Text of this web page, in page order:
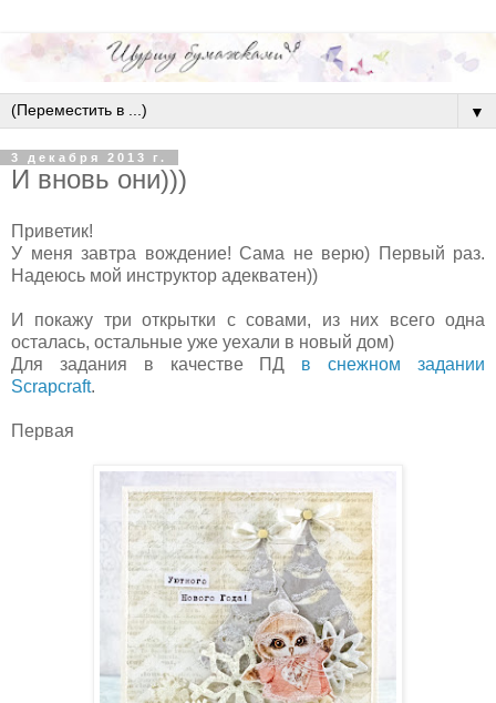
▼
3 декабря 2013 г.
И вновь они)))
Приветик!
У меня завтра вождение! Сама не верю) Первый раз.
Надеюсь мой инструктор адекватен))
И покажу три открытки с совами, из них всего одна
осталась, остальные уже уехали в новый дом)
Для задания в качестве ПД в снежном задании
Scrapcraft.
Первая